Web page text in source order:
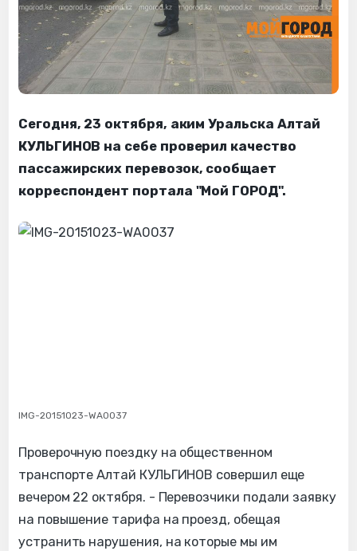
Сегодня, 23 октября, аким Уральска Алтай
КУЛЬГИНОВ на себе проверил качество
пассажирских перевозок, сообщает
корреспондент портала "Мой ГОРОД".
IMG-20151023-WA0037
Проверочную поездку на общественном
транспорте Алтай КУЛЬГИНОВ совершил еще
вечером 22 октября. - Перевозчики подали заявку
на повышение тарифа на проезд, обещая
устранить нарушения, на которые мы им